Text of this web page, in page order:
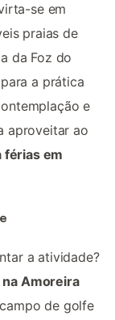
se em
praias de
da Foz do
a prática
e
aproveitar ao
férias em
a atividade?
Amoreira
de golfe